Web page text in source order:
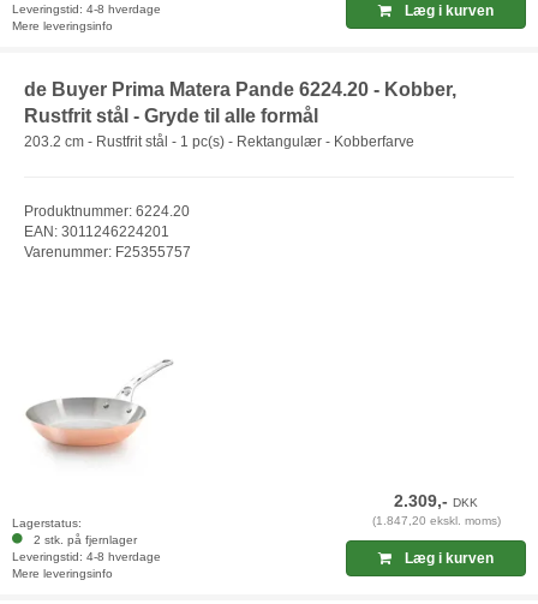
Leveringstid: 4-8 hverdage
Mere leveringsinfo
Læg i kurven
de Buyer Prima Matera Pande 6224.20 - Kobber,
Rustfrit stål - Gryde til alle formål
203.2 cm - Rustfrit stål - 1 pc(s) - Rektangulær - Kobberfarve
Produktnummer: 6224.20
EAN: 3011246224201
Varenummer: F25355757
Lagerstatus:
2 stk. på fjernlager
Leveringstid: 4-8 hverdage
Mere leveringsinfo
2.309,-DKK
(1.847,20 ekskl. moms)
Læg i kurven